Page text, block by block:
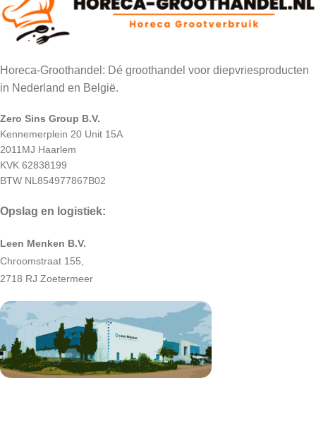
Horeca-Groothandel: Dé groothandel voor diepvriesproducten
in Nederland en België.
Zero Sins Group B.V.
Kennemerplein 20 Unit 15A
2011MJ Haarlem
KVK 62838199
BTW NL854977867B02
Opslag en logistiek:
Leen Menken B.V.
Chroomstraat 155,
2718 RJ Zoetermeer